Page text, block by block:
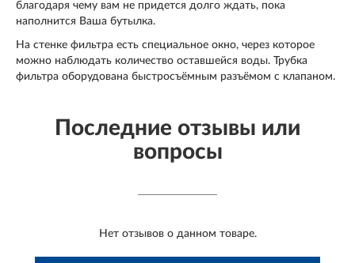
благодаря чему вам не придется долго ждать, пока
наполнится Ваша бутылка.
На стенке фильтра есть специальное окно, через которое
можно наблюдать количество оставшейся воды. Трубка
фильтра оборудована быстросъёмным разъёмом с клапаном.
Последние отзывы или
вопросы
Нет отзывов о данном товаре.